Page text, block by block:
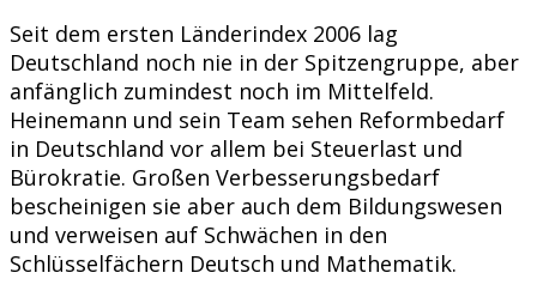
Seit dem ersten Länderindex 2006 lag
Deutschland noch nie in der Spitzengruppe, aber
anfänglich zumindest noch im Mittelfeld.
Heinemann und sein Team sehen Reformbedarf
in Deutschland vor allem bei Steuerlast und
Bürokratie. Großen Verbesserungsbedarf
bescheinigen sie aber auch dem Bildungswesen
und verweisen auf Schwächen in den
Schlüsselfächern Deutsch und Mathematik.